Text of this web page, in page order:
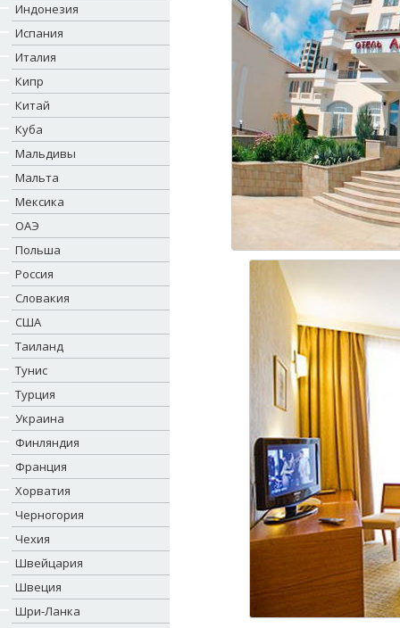
Индонезия
Испания
Италия
Кипр
Китай
Куба
Мальдивы
Мальта
Мексика
ОАЭ
Польша
Россия
Словакия
США
Таиланд
Тунис
Турция
Украина
Финляндия
Франция
Хорватия
Черногория
Чехия
Швейцария
Швеция
Шри-Ланка